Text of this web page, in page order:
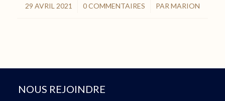
29 AVRIL 2021
/ 0 COMMENTAIRES
/ PAR MARION
NOUS REJOINDRE